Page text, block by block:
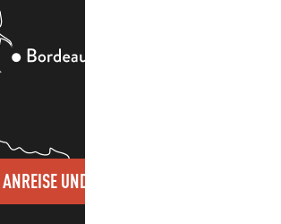
ANREISE UND KONTAKTE